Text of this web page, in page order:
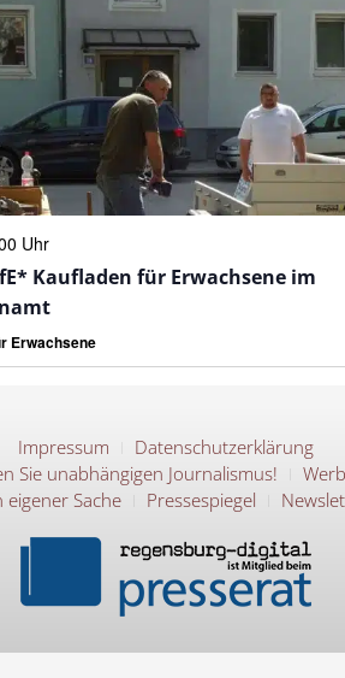
Uhr
Kaufladen für Erwachsene im
Erwachsene
Impressum
Datenschutzerklärung
Sie unabhängigen Journalismus!
eigener Sache
Pressespiegel